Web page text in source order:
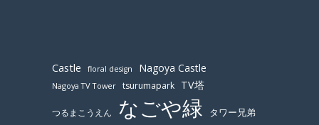
Castle floral design Nagoya Castle
Nagoya TV Tower tsurumapark TV塔
つるまこうえん なごや緑 タワー兄弟